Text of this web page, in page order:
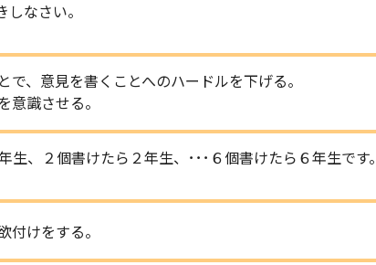
しなさい。
、意見を書くことへのハードルを下げる。
意識させる。
生、２個書けたら２年生、･･･６個書けたら６年生です。
付けをする。